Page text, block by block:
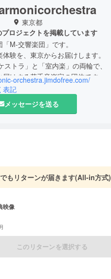
東京都
ロジェクトを掲載しています
M-交響楽団」です。
験を、東京からお届けします。
トラ」と「室内楽」の両輪で、
けする若手音楽家の団体です。
orchestra.jimdofree.com/
表記
メッセージを送る
もリターンが届きます(All-in方式)
映像
このリターンを選択する